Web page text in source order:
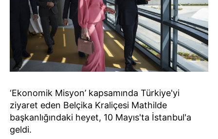
‘Ekonomik Misyon’ kapsamında Türkiye'yi
ziyaret eden Belçika Kraliçesi Mathilde
başkanlığındaki heyet, 10 Mayıs'ta İstanbul'a
geldi.